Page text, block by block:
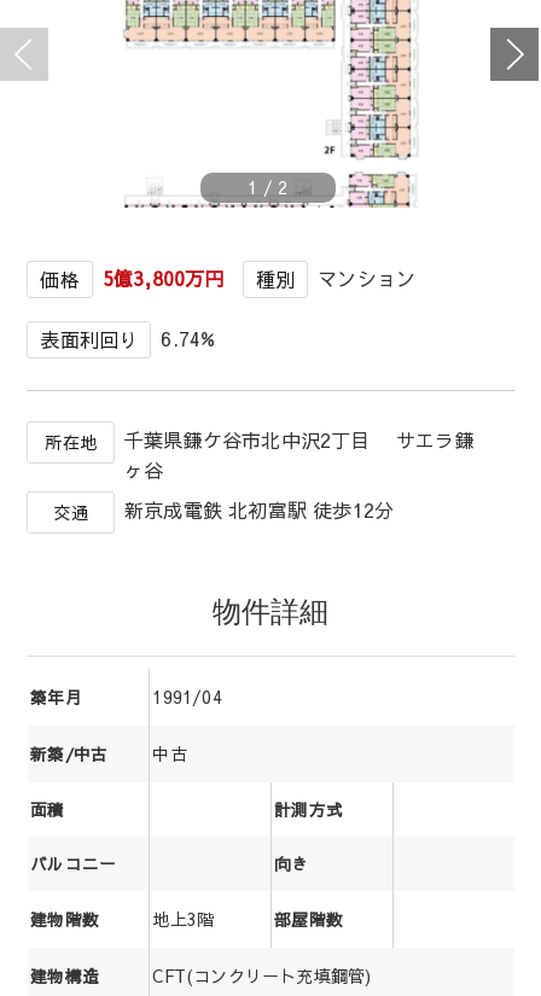
1 / 2
価格 5億3,800万円 種別 マンション
表面利回り 6.74%
所在地
千葉県鎌ケ谷市北中沢2丁目 サエラ鎌
ヶ谷
交通 新京成電鉄 北初富駅 徒歩12分
物件詳細
築年月 1991/04
新築/中古 中古
面積 計測方式
バルコニー 向き
建物階数 地上3階 部屋階数
建物構造 CFT(コンクリート充填鋼管)